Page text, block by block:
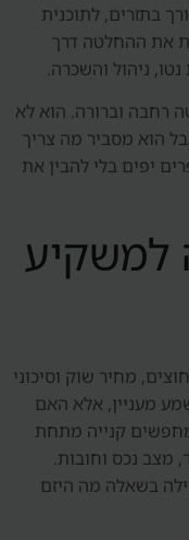
בתזרים, לתוכנית
את ההחלטה דרך
ניהול והשכרה.
רחבה וברורה. הוא לא
הוא מסביר מה צריך
יפים בלי להבין את
למשקיע
מחיר שוק וסיכוני
מעניין, אלא האם
קנייה מתחת
מצב נכס וחובות.
בשאלה מה היזם